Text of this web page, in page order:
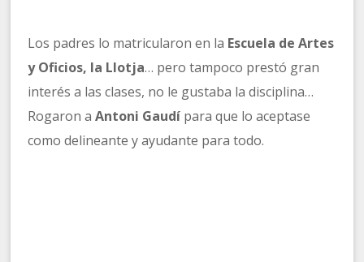
Los padres lo matricularon en la Escuela de Artes
y Oficios, la Llotja… pero tampoco prestó gran
interés a las clases, no le gustaba la disciplina…
Rogaron aAntoni Gaudí para que lo aceptase
como delineante y ayudante para todo.